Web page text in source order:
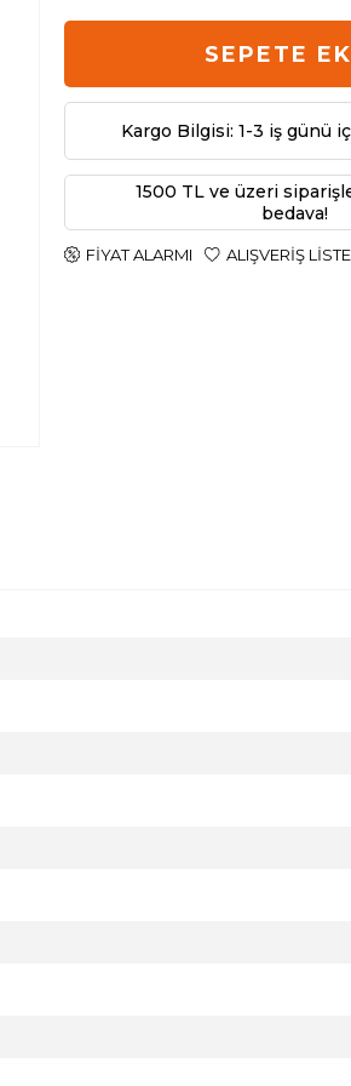
SEPETE
Kargo Bilgisi: 1-3 iş günü
1500 TL ve üzeri
bedava!
FIYAT ALARMI ALIŞVERIŞ